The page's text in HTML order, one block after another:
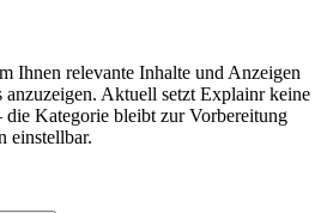
Ihnen relevante Inhalte und Anzeigen
anzuzeigen. Aktuell setzt Explainr keine
Kategorie bleibt zur Vorbereitung
einstellbar.